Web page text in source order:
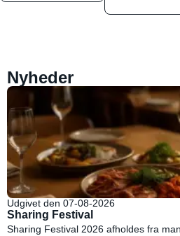
Nyheder
Udgivet den 07-08-2026
Sharing Festival
Sharing Festival 2026 afholdes fra